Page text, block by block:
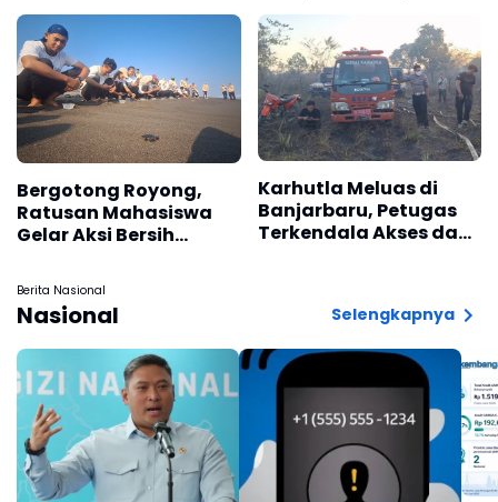
Warga
Perairan Pulau Semau
Bergotong Royong,
Ratusan Mahasiswa
Gelar Aksi Bersih
di Pantai Trisik
Karhutla Meluas di
Banjarbaru, Petugas
Terkendala Akses dan
Berita Nasional
Nasional Selengkapnya